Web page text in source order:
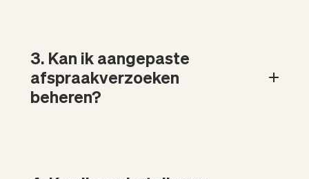
3. Kan ik aangepaste
afspraakverzoeken
beheren?